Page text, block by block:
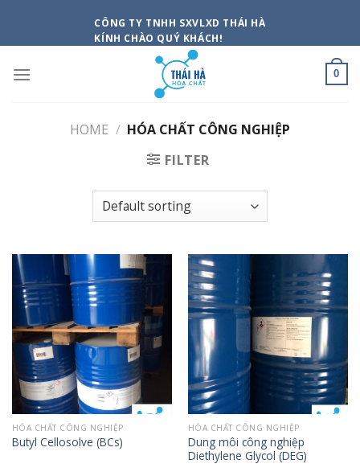
content
CÔNG TY TNHH SXVLXD THÁI HÀ
KÍNH CHÀO QUÝ KHÁCH!
0
HOME / HÓA CHẤT CÔNG NGHIỆP
FILTER
HÓA CHẤT CÔNG NGHIỆP
Butyl Cellosolve (BCs)
HÓA CHẤT CÔNG NGHIỆP
Dung môi công nghiệp
Diethylene Glycol (DEG)